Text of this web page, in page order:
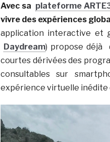
Avec sa plateforme
vivre des expériences
application interactive et
Daydream) propose déjà
courtes dérivées des
consultables sur
expérience virtuelle inédite